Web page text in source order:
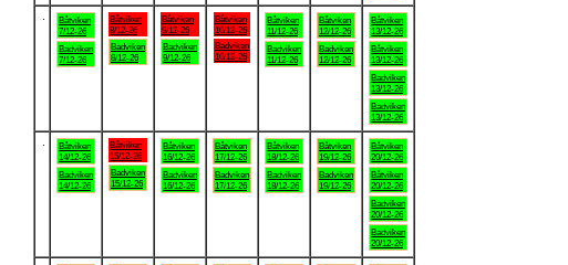
Båtviken
7/12-26
Badviken
7/12-26
Båtviken
8/12-26
Badviken
8/12-26
Båtviken
9/12-26
Badviken
9/12-26
Båtviken
10/12-26
Badviken
10/12-26
Båtviken
11/12-26
Badviken
11/12-26
Båtviken
12/12-26
Badviken
12/12-26
Båtviken
13/12-26
Båtviken
13/12-26
Badviken
13/12-26
Badviken
13/12-26
Båtviken
14/12-26
Badviken
14/12-26
Båtviken
15/12-26
Badviken
15/12-26
Båtviken
16/12-26
Badviken
16/12-26
Båtviken
17/12-26
Badviken
17/12-26
Båtviken
18/12-26
Badviken
18/12-26
Båtviken
19/12-26
Badviken
19/12-26
Båtviken
20/12-26
Båtviken
20/12-26
Badviken
20/12-26
Badviken
20/12-26